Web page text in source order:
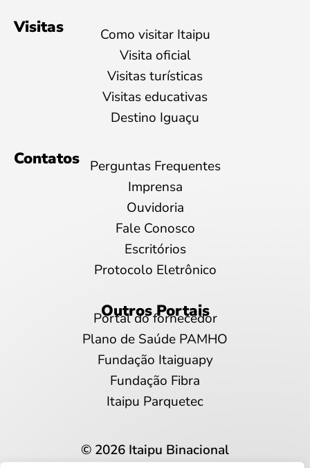
Visitas
Como visitar Itaipu
Visita oficial
Visitas turísticas
Visitas educativas
Destino Iguaçu
Contatos
Perguntas Frequentes
Imprensa
Ouvidoria
Fale Conosco
Escritórios
Protocolo Eletrônico
Outros Portais
Portal do fornecedor
Plano de Saúde PAMHO
Fundação Itaiguapy
Fundação Fibra
Itaipu Parquetec
© 2026 Itaipu Binacional